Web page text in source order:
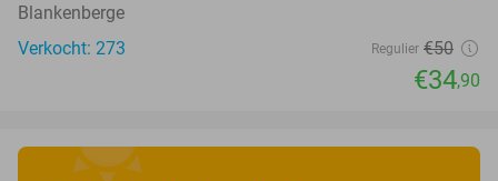
Blankenberge
Verkocht: 273
Regulier €50
€34,90